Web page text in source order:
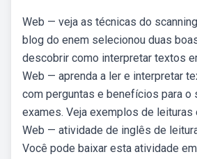
Web — veja as técnicas do
blog do enem selecionou duas
descobrir como interpretar textos
Web — aprenda a ler e interpretar
com perguntas e benefícios para o
exames. Veja exemplos de leituras
Web — atividade de inglês de
Você pode baixar esta atividade